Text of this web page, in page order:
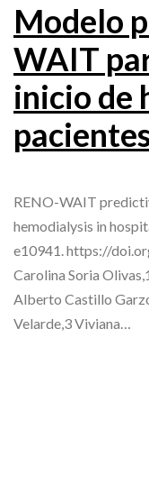
Modelo
WAIT
inicio de
RENO-WAIT
hemodialysis in
e10941. https://
Carolina Soria
Alberto Castillo
Velarde,3 Viviana…